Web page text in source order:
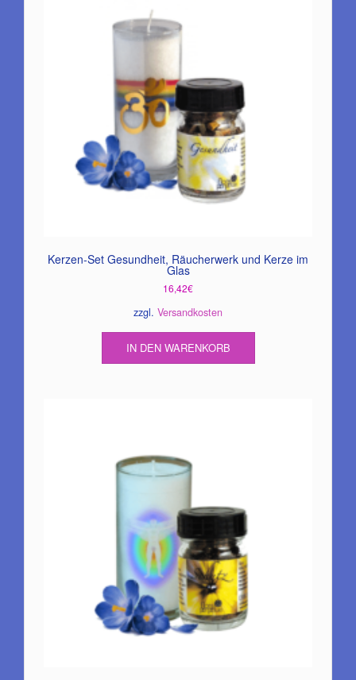
Kerzen-Set Gesundheit, Räucherwerk und Kerze im
Glas
16,42€
zzgl. Versandkosten
IN DEN WARENKORB